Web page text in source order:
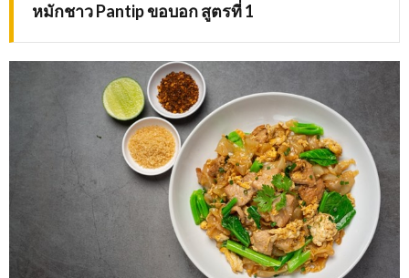
หมักชาว Pantip ขอบอก สูตรที่ 1